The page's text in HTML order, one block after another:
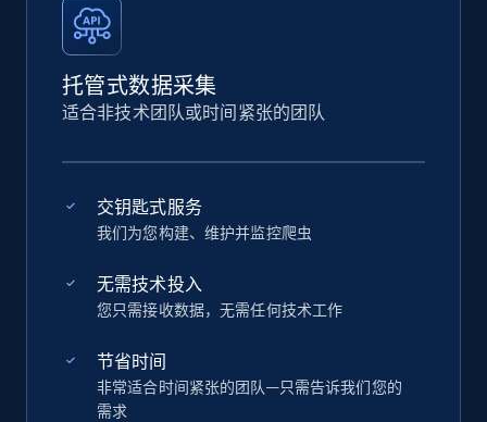
托管式数据采集
适合非技术团队或时间紧张的团队
交钥匙式服务
我们为您构建、维护并监控爬虫
无需技术投入
您只需接收数据，无需任何技术工作
节省时间
非常适合时间紧张的团队—只需告诉我们您的
需求